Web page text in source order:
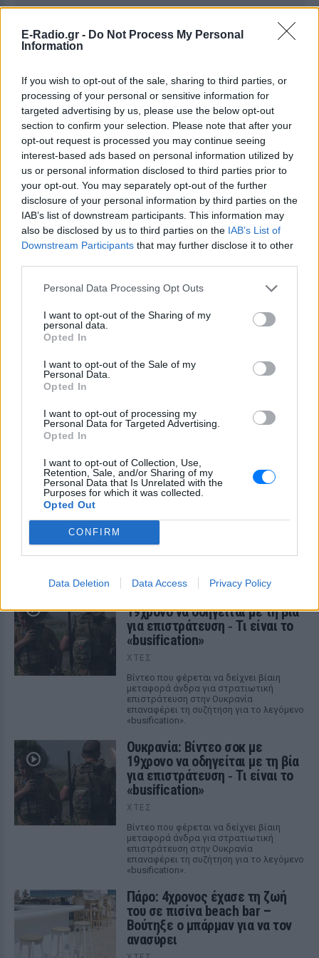
E-Radio.gr - Do Not Process My Personal
Information
If you wish to opt-out of the sale, sharing to third parties, or
processing of your personal or sensitive information for
targeted advertising by us, please use the below opt-out
section to confirm your selection. Please note that after your
opt-out request is processed you may continue seeing
interest-based ads based on personal information utilized by
us or personal information disclosed to third parties prior to
your opt-out. You may separately opt-out of the further
disclosure of your personal information by third parties on the
IAB’s list of downstream participants. This information may
also be disclosed by us to third parties on the IAB’s List of
Downstream Participants that may further disclose it to other
Personal Data Processing Opt Outs
I want to opt-out of the Sharing of my
personal data.
Opted In
I want to opt-out of the Sale of my
Personal Data.
Opted In
I want to opt-out of processing my
Personal Data for Targeted Advertising.
Opted In
I want to opt-out of Collection, Use,
Retention, Sale, and/or Sharing of my
Personal Data that Is Unrelated with the
Purposes for which it was collected.
Opted Out
CONFIRM
Data Deletion Data Access Privacy Policy
Ακολουθήστε το E-Radio.gr στο
Για ακόμη περισσότερα , μπείτε στην ροή
ειδήσεωντου E-Daily.gr
Ακολουθήστε το E-Radio.gr και στο Instagram
ΔΙΑΦΗΜΙΣΗ
ΔΕΙΤΕ ΕΠΙΣΗΣ
19χρονο να οδηγείται με τη βία
για επιστράτευση ‑ Τι είναι το
«busification»
ΧΤΕΣ
Βίντεο που φέρεται να δείχνει βίαιη
μεταφορά άνδρα για στρατιωτική
επιστράτευση στην Ουκρανία
επαναφέρει τη συζήτηση για το λεγόμενο
«busification».
Ουκρανία: Βίντεο σοκ με
19χρονο να οδηγείται με τη βία
για επιστράτευση ‑ Τι είναι το
«busification»
ΧΤΕΣ
Βίντεο που φέρεται να δείχνει βίαιη
μεταφορά άνδρα για στρατιωτική
επιστράτευση στην Ουκρανία
επαναφέρει τη συζήτηση για το λεγόμενο
«busification».
Πάρο: 4χρονος έχασε τη ζωή
του σε πισίνα beach bar –
Βούτηξε ο μπάρμαν για να τον
ανασύρει